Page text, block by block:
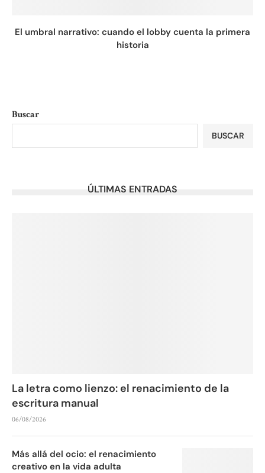
El umbral narrativo: cuando el lobby cuenta la primera
historia
Buscar
BUSCAR
ÚLTIMAS ENTRADAS
La letra como lienzo: el renacimiento de la
escritura manual
06/08/2026
Más allá del ocio: el renacimiento
creativo en la vida adulta